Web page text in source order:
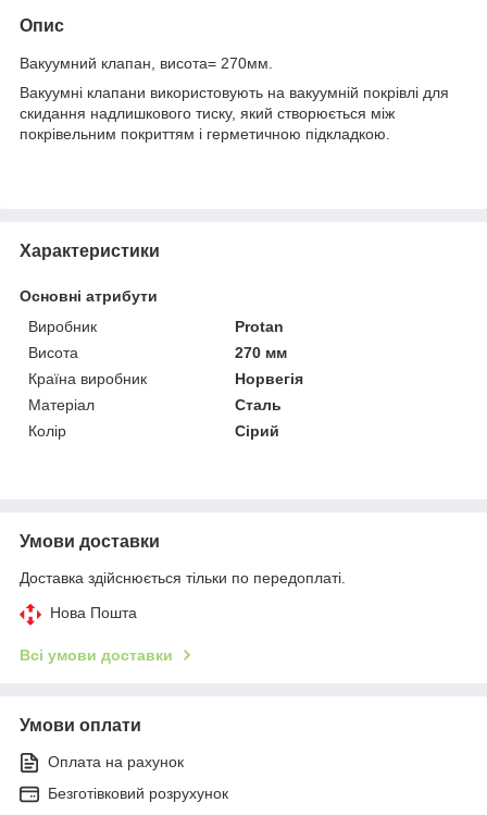
Опис
Вакуумний клапан, висота= 270мм.
Вакуумні клапани використовують на вакуумній покрівлі для
скидання надлишкового тиску, який створюється між
покрівельним покриттям і герметичною підкладкою.
Характеристики
Основні атрибути
Виробник
Protan
Висота
270 мм
Країна виробник
Норвегія
Матеріал
Сталь
Колір
Сірий
Умови доставки
Доставка здійснюється тільки по передоплаті.
Нова Пошта
Всі умови доставки
Умови оплати
Оплата на рахунок
Безготівковий розрухунок